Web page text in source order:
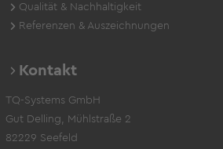
Qualität & Nachhaltigkeit
Referenzen & Auszeichnungen
Kontakt
TQ-Systems GmbH
Gut Delling, Mühlstraße 2
82229 Seefeld